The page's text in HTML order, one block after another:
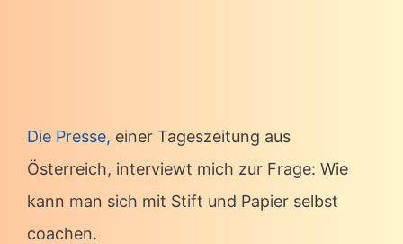
Die Presse, einer Tageszeitung aus
Österreich, interviewt mich zur Frage: Wie
kann man sich mit Stift und Papier selbst
coachen.